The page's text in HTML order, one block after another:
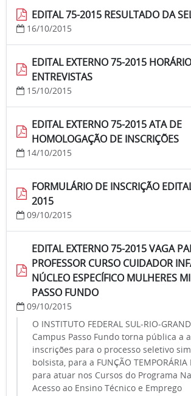
EDITAL 75-2015 RESULTADO DA
16/10/2015
EDITAL EXTERNO 75-2015
ENTREVISTAS
15/10/2015
EDITAL EXTERNO 75-2015 ATA DE
HOMOLOGAÇÃO DE INSCRIÇÕES
14/10/2015
FORMULÁRIO DE INSCRIÇÃO
2015
09/10/2015
EDITAL EXTERNO 75-2015 VAGA
PROFESSOR CURSO CUIDADOR
NÚCLEO ESPECÍFICO MULHERES
PASSO FUNDO
09/10/2015
O INSTITUTO FEDERAL SUL-RIO-
Campus Passo Fundo torna pública a
inscrições para o processo seletivo
bolsista, para a FUNÇÃO TEMPORÁRIA
para atuar nos Cursos do Programa
Acesso ao Ensino Técnico e Emprego